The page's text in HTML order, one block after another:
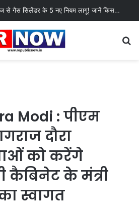
LPG New Rules : आज से गैस सिलेंडर के 5 नए नियम लागू! जानें किसका कटेगा कनेक्शन, कितने दिन बाद होगी बुकिंग?
Modi : पीएम
दौरा
को करेंगे
कैबिनेट के मंत्री
स्वागत